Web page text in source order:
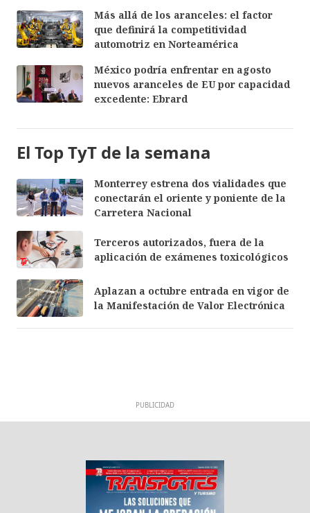
Más allá de los aranceles: el factor
que definirá la competitividad
automotriz en Norteamérica
México podría enfrentar en agosto
nuevos aranceles de EU por capacidad
excedente: Ebrard
El Top TyT de la semana
Monterrey estrena dos vialidades que
conectarán el oriente y poniente de la
Carretera Nacional
Terceros autorizados, fuera de la
aplicación de exámenes toxicológicos
Aplazan a octubre entrada en vigor de
la Manifestación de Valor Electrónica
PUBLICIDAD